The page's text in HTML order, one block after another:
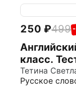
250 499
класс.
Лексика и
Русское